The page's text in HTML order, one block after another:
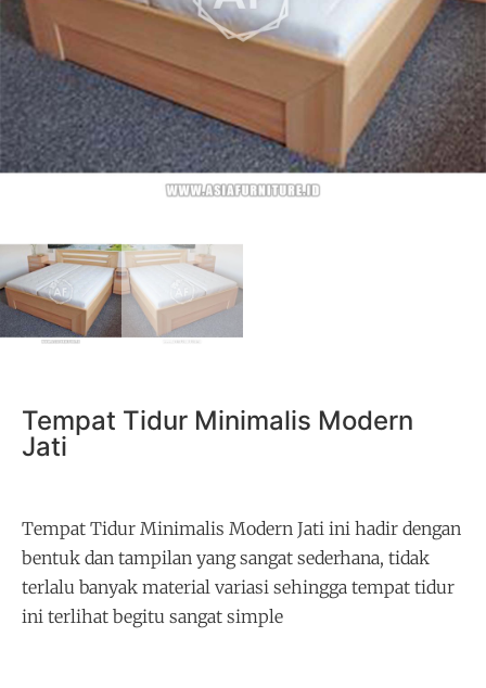
Tempat Tidur Minimalis Modern
Jati
Tempat Tidur Minimalis Modern Jati ini hadir dengan
bentuk dan tampilan yang sangat sederhana, tidak
terlalu banyak material variasi sehingga tempat tidur
ini terlihat begitu sangat simple